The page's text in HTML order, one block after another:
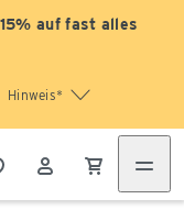
auf fast alles
Hinweis*